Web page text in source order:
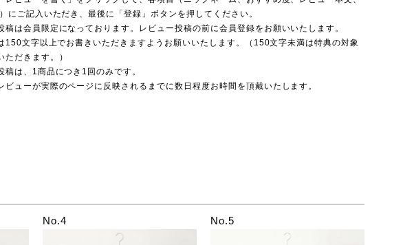
にご記入いただき、最後に「登録」ボタンを押してください。
は会員限定になっております。レビュー投稿の前に会員登録をお願いいたします。
150文字以上でお書きいただきますようお願いいたします。（150文字未満は特典の対象
ただきます。）
は、1商品につき1回のみです。
ューが実際のページに反映されるまでに数日程度お時間を頂戴いたします。
No.4 No.5